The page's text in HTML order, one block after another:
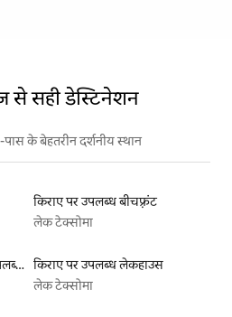
से सही डेस्टिनेशन
के बेहतरीन दर्शनीय स्थान
किराए पर उपलब्ध बीचफ़्रंट
लेक टेक्सोमा
पालतू जीवों के लिए किराए पर उपलब्ध लिस्टिंग किराए पर उपलब्ध लेकहाउस
लेक टेक्सोमा